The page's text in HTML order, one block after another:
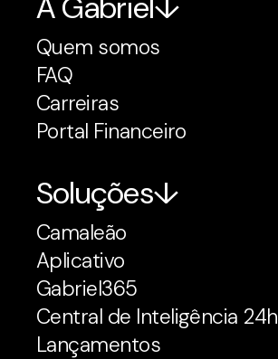
Quem somos
FAQ
Carreiras
Portal Financeiro
Soluções
Camaleão
Aplicativo
Gabriel365
Central de Inteligência 24h
Lançamentos